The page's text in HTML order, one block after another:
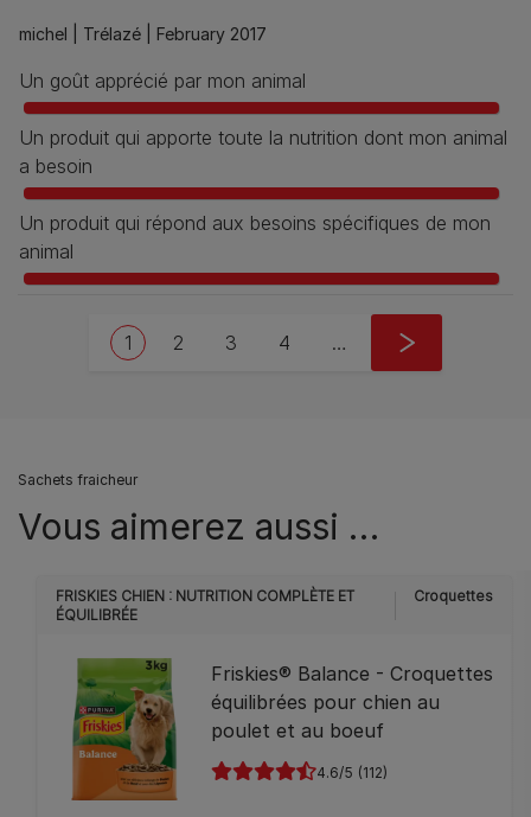
michel | Trélazé | February 2017
Un goût apprécié par mon animal
Un produit qui apporte toute la nutrition dont mon animal
a besoin
Un produit qui répond aux besoins spécifiques de mon
animal
Current page
1 Page
2 Page
3 Page
4 … Next page
››
Sachets fraicheur
Vous aimerez aussi …
FRISKIES CHIEN : NUTRITION COMPLÈTE ET
ÉQUILIBRÉE
Croquettes
Friskies® Balance - Croquettes
équilibrées pour chien au
poulet et au boeuf
4.6 (112)